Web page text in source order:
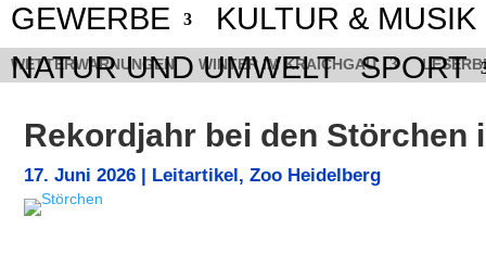
GEWERBE
KULTUR & MUSIK
NATUR UND UMWELT
SPORT
WETTERWARNUNGEN WINTER IM KRAICHGAU
Rekordjahr bei den Störchen
17. Juni 2026 | Leitartikel, Zoo Heidelberg